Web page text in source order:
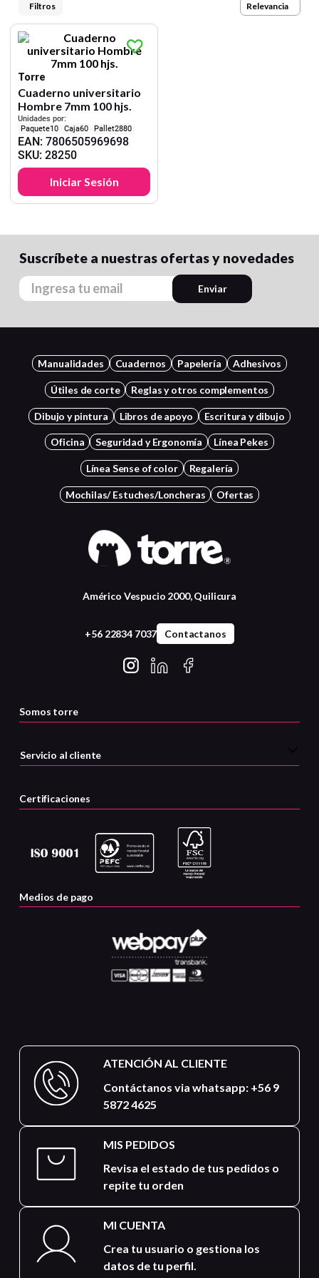
Relevancia
Torre
Cuaderno universitario
Hombre 7mm 100 hjs.
Unidades por:
10
60 2880
EAN:7806505969698
SKU:28250
Iniciar Sesión
Suscríbete a nuestras ofertas y novedades
Enviar
Manualidades Cuadernos Papelería Adhesivos
Útiles de corte Reglas y otros complementos
Dibujo y pintura Libros de apoyo Escritura y dibujo
Oficina Seguridad y Ergonomía Línea Pekes
Línea Sense of color Regalería
Mochilas/ Estuches/Loncheras Ofertas
Américo Vespucio 2000, Quilicura
+56 22834 7037 Contactanos
Somos torre
Servicio al cliente
Certificaciones
Medios de pago
ATENCIÓN AL CLIENTE
Contáctanos via whatsapp: +56 9
5872 4625
MIS PEDIDOS
Revisa el estado de tus pedidos o
repite tu orden
MI CUENTA
Crea tu usuario o gestiona los
datos de tu perfil.
10. lapiz